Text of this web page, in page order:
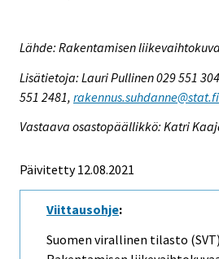
Lähde: Rakentamisen
Lisätietoja: Lauri Pullinen 029 551
551 2481, rakennus.suhdanne@stat.fi
Vastaava osastopäällikkö: Katri
Päivitetty 12.08.2021
Viittausohje:
Suomen virallinen tilasto